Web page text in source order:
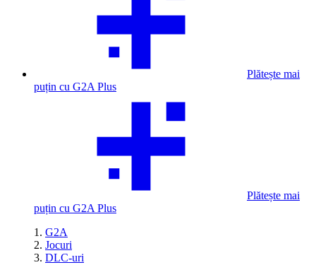
Plătește mai
puțin cu G2A Plus
Plătește mai
puțin cu G2A Plus
G2A
Jocuri
DLC-uri